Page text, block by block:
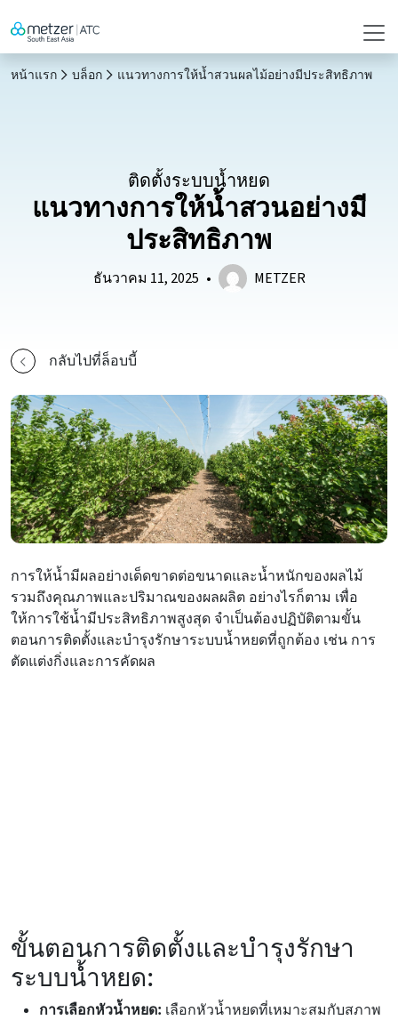
หน้าแรก บล็อก แนวทางการให้น้ำสวนผลไม้อย่างมีประสิทธิภาพ
ติดตั้งระบบน้ำหยด
แนวทางการให้น้ำสวนอย่างมี
ประสิทธิภาพ
ธันวาคม 11, 2025 • METZER
กลับไปที่ล็อบบี้
การให้น้ำมีผลอย่างเด็ดขาดต่อขนาดและน้ำหนักของผลไม้
รวมถึงคุณภาพและปริมาณของผลผลิต อย่างไรก็ตาม เพื่อ
ให้การใช้น้ำมีประสิทธิภาพสูงสุด จำเป็นต้องปฏิบัติตามขั้น
ตอนการติดตั้งและบำรุงรักษาระบบน้ำหยดที่ถูกต้อง เช่น การ
ตัดแต่งกิ่งและการคัดผล
ขั้นตอนการติดตั้งและบำรุงรักษา
ระบบน้ำหยด:
การเลือกหัวน้ำหยด: เลือกหัวน้ำหยดที่เหมาะสมกับสภาพ